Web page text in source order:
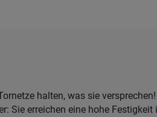
halten, was sie versprechen!
Sie erreichen eine hohe